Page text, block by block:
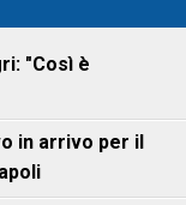
"Così è
in arrivo per il